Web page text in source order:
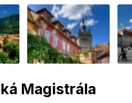
Magistrála